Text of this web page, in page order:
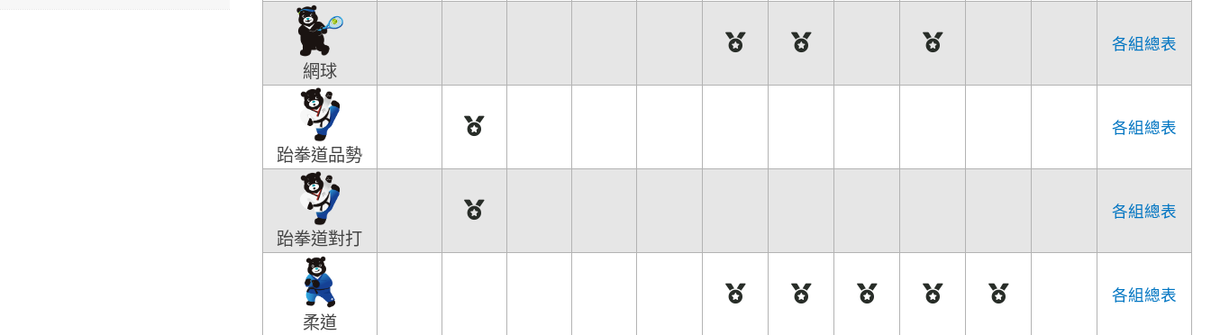
網球
各組總表
跆拳道品勢
各組總表
跆拳道對打
各組總表
柔道
各組總表